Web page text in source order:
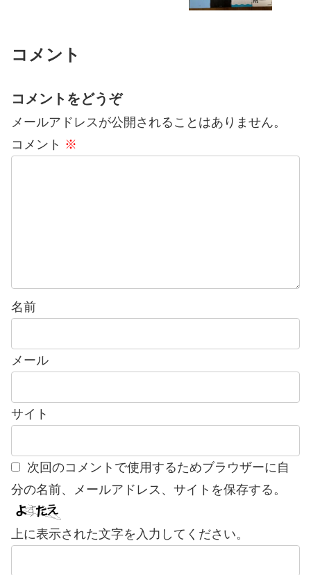
コメント
コメントをどうぞ
メールアドレスが公開されることはありません。
コメント ※
名前
メール
サイト
次回のコメントで使用するためブラウザーに自
分の名前、メールアドレス、サイトを保存する。
上に表示された文字を入力してください。